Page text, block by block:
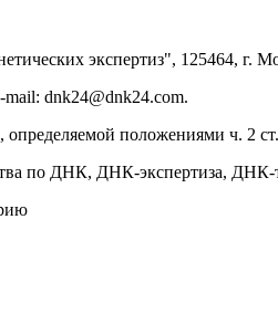
экспертиз", 125464,
dnk24@dnk24.com.
определяемой положениями ч. 2
по ДНК, ДНК-экспертиза, ДНК-